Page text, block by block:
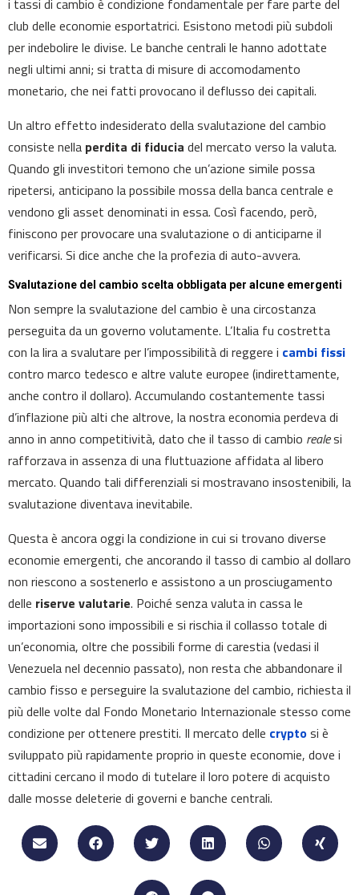
i tassi di cambio è condizione fondamentale per fare parte del
club delle economie esportatrici. Esistono metodi più subdoli
per indebolire le divise. Le banche centrali le hanno adottate
negli ultimi anni; si tratta di misure di accomodamento
monetario, che nei fatti provocano il deflusso dei capitali.
Un altro effetto indesiderato della svalutazione del cambio
consiste nella perdita di fiducia del mercato verso la valuta.
Quando gli investitori temono che un’azione simile possa
ripetersi, anticipano la possibile mossa della banca centrale e
vendono gli asset denominati in essa. Così facendo, però,
finiscono per provocare una svalutazione o di anticiparne il
verificarsi. Si dice anche che la profezia di auto-avvera.
Svalutazione del cambio scelta obbligata per alcune emergenti
Non sempre la svalutazione del cambio è una circostanza
perseguita da un governo volutamente. L’Italia fu costretta
con la lira a svalutare per l’impossibilità di reggere i cambi fissi
contro marco tedesco e altre valute europee (indirettamente,
anche contro il dollaro). Accumulando costantemente tassi
d’inflazione più alti che altrove, la nostra economia perdeva di
anno in anno competitività, dato che il tasso di cambio realesi
rafforzava in assenza di una fluttuazione affidata al libero
mercato. Quando tali differenziali si mostravano insostenibili, la
svalutazione diventava inevitabile.
Questa è ancora oggi la condizione in cui si trovano diverse
economie emergenti, che ancorando il tasso di cambio al dollaro
non riescono a sostenerlo e assistono a un prosciugamento
delle riserve valutarie. Poiché senza valuta in cassa le
importazioni sono impossibili e si rischia il collasso totale di
un’economia, oltre che possibili forme di carestia (vedasi il
Venezuela nel decennio passato), non resta che abbandonare il
cambio fisso e perseguire la svalutazione del cambio, richiesta il
più delle volte dal Fondo Monetario Internazionale stesso come
condizione per ottenere prestiti. Il mercato delle cryptosi è
sviluppato più rapidamente proprio in queste economie, dove i
cittadini cercano il modo di tutelare il loro potere di acquisto
dalle mosse deleterie di governi e banche centrali.